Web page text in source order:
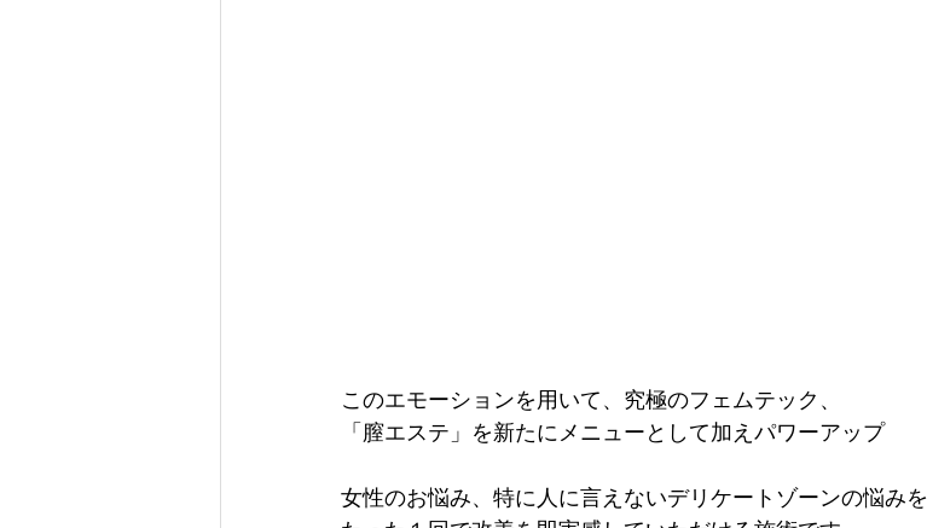
このエモーションを用いて、究極のフェムテック、
「膣エステ」を新たにメニューとして加えパワーアップ
女性のお悩み、特に人に言えないデリケートゾーンの悩みを